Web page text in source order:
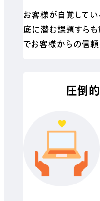
お客様が自覚してい
底に潜む課題すら
でお客様からの信頼
圧倒